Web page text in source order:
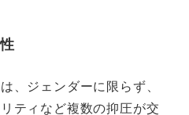
、ジェンダーに限らず、
ティなど複数の抑圧が交